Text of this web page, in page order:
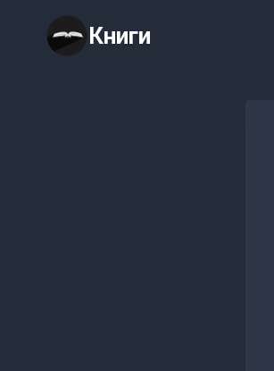
содержимому
Книги